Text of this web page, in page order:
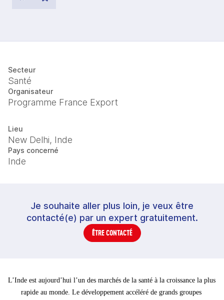
Secteur
Santé
Organisateur
Programme France Export
Lieu
New Delhi, Inde
Pays concerné
Inde
Je souhaite aller plus loin, je veux être
contacté(e) par un expert gratuitement.
ÊTRE CONTACTÉ
L’Inde est aujourd’hui l’un des marchés de la santé à la croissance la plus
rapide au monde. Le développement accéléré de grands groupes